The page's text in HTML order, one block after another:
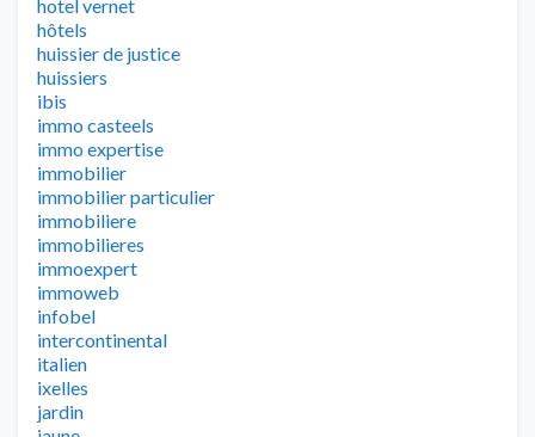
hotel vernet
hôtels
huissier de justice
huissiers
ibis
immo casteels
immo expertise
immobilier
immobilier particulier
immobiliere
immobilieres
immoexpert
immoweb
infobel
intercontinental
italien
ixelles
jardin